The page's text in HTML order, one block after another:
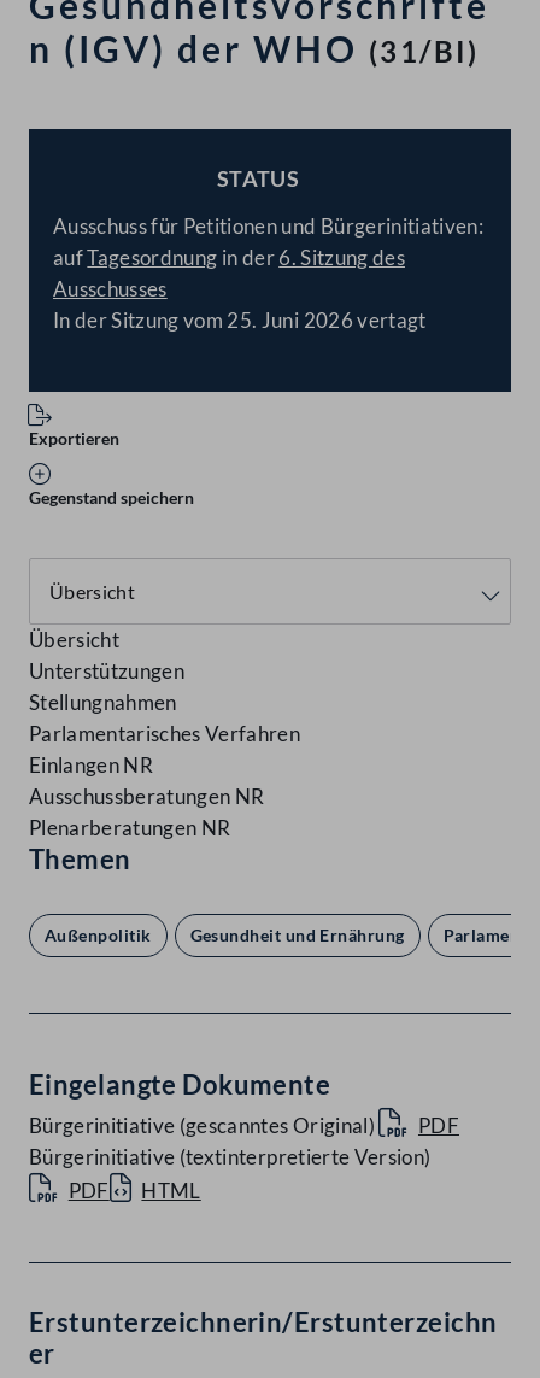
n (IGV) der WHO (31/BI)
STATUS
Ausschuss für Petitionen und Bürgerinitiativen:
aufTagesordnung in der6. Sitzung des
Ausschusses
In der Sitzung vom 25. Juni 2026 vertagt
Exportieren
Gegenstand speichern
Übersicht
Unterstützungen
Stellungnahmen
Parlamentarisches Verfahren
Einlangen NR
Ausschussberatungen NR
Plenarberatungen NR
Themen
Außenpolitik Gesundheit und Ernährung Parlament
Eingelangte Dokumente
Bürgerinitiative (gescanntes Original)
PDF
Bürgerinitiative (textinterpretierte Version)
PDF
HTML
Erstunterzeichnerin/Erstunterzeichn
er